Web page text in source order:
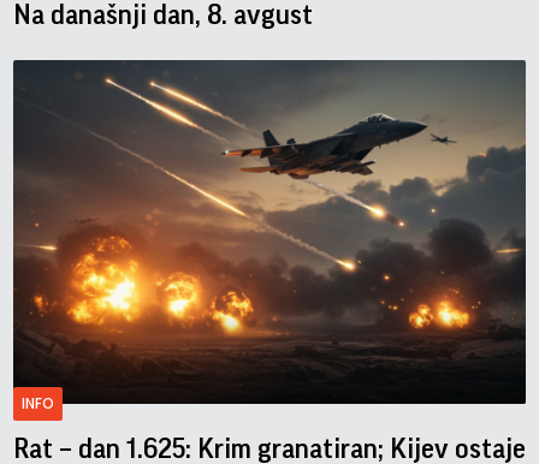
Na današnji dan, 8. avgust
INFO
Rat – dan 1.625: Krim granatiran; Kijev ostaje